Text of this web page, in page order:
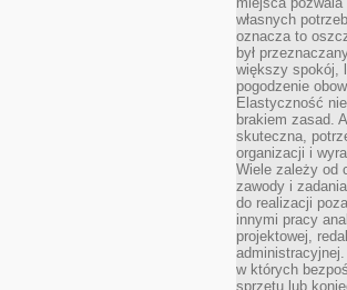
własnych
oznacza to
był
większy spokój,
pogodzenie
Elastyczność
brakiem zasad.
skuteczna,
organizacji i
Wiele zależy od
zawody i
do realizacji
innymi pracy
projektowej,
w których
sprzętu lub